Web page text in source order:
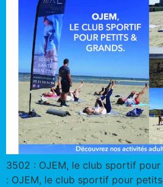
3502 : OJEM, le club sportif
: OJEM, le club sportif pour